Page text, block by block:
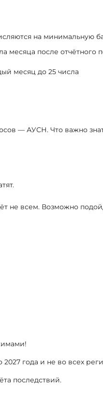
на минимальную
месяца после отчётного
месяц до 25 числа
— АУСН. Что важно
не всем. Возможно
года и не во всех
последствий.